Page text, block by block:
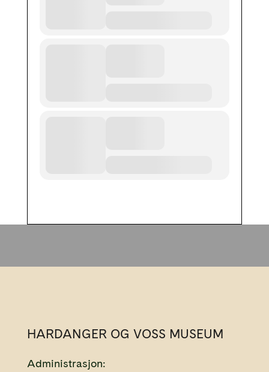
HARDANGER OG VOSS MUSEUM
Administrasjon: